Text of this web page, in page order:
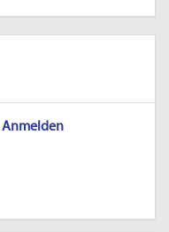
Anmelden